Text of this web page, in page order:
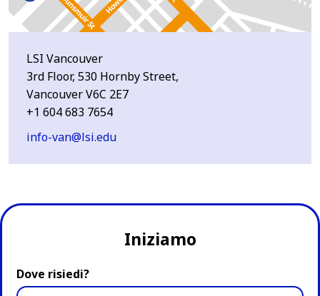
LSI Vancouver
3rd Floor, 530 Hornby Street,
Vancouver V6C 2E7
+1 604 683 7654
info-van@lsi.edu
Iniziamo
Dove risiedi?